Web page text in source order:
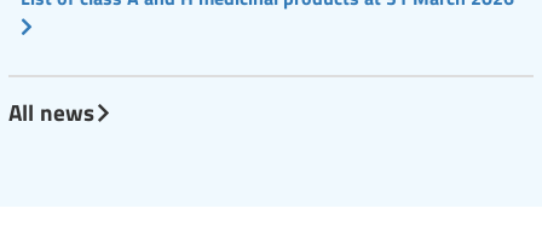
All news